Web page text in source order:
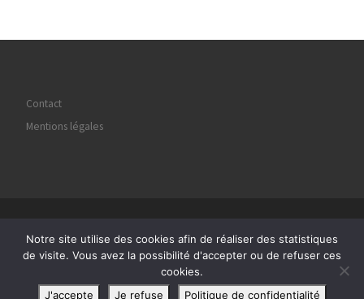
Contact
Mentions légales
– Réalisé avec the
Notre site utilise des cookies afin de réaliser des statistiques
de visite. Vous avez la possibilité d'accepter ou de refuser ces
cookies.
J'accepte
Je refuse Politique de confidentialité